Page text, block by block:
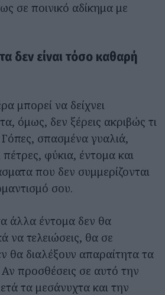
σε ποινικό αδίκημα με
δεν είναι τόσο καθαρή
μπορεί να δείχνει
όμως, δεν ξέρεις ακριβώς τι
σπασμένα γυαλιά,
φύκια, έντομα και
που δεν συμμερίζονται
σου.
άλλα έντομα δεν θα
να τελειώσεις, θα σε
θα διαλέξουν απαραίτητα τα
προσθέσεις σε αυτό την
τα μεσάνυχτα και την